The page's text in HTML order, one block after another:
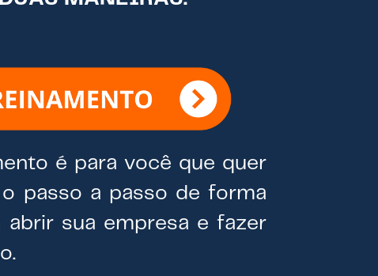
é para você que quer
passo a passo de forma
abrir sua empresa e fazer